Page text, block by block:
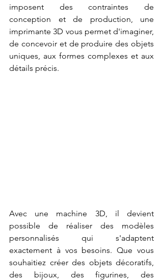
imposent des contraintes de
conception et de production, une
imprimante 3D vous permet d'imaginer,
de concevoir et de produire des objets
uniques, aux formes complexes et aux
détails précis.
Avec une machine 3D, il devient
possible de réaliser des modèles
personnalisés qui s'adaptent
exactement à vos besoins. Que vous
souhaitiez créer des objets décoratifs,
des bijoux, des figurines, des